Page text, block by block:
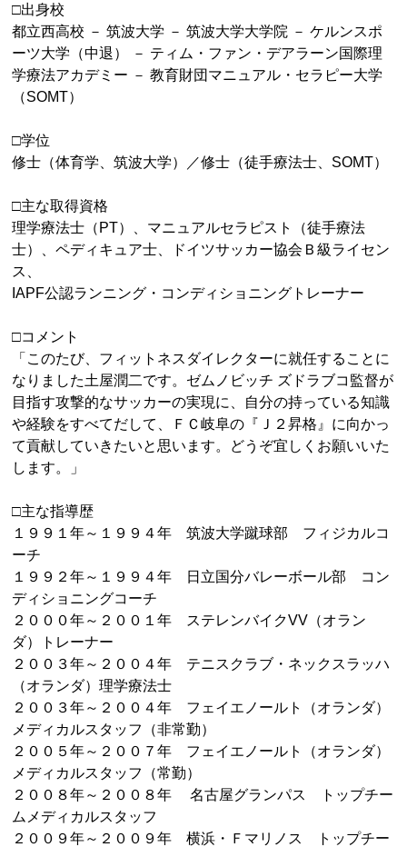
□出身校
都立西高校 － 筑波大学 － 筑波大学大学院 － ケルンスポ
ーツ大学（中退） － ティム・ファン・デアラーン国際理
学療法アカデミー － 教育財団マニュアル・セラピー大学
（SOMT）
□学位
修士（体育学、筑波大学）／修士（徒手療法士、 SOMT）
□主な取得資格
理学療法士（PT）、マニュアルセラピスト（徒手療法
士）、ペディキュア士、ドイツサッカー協会Ｂ級ライセン
ス、
IAPF公認ランニング・コンディショニングトレーナー
□コメント
「このたび、フィットネスダイレクターに就任することに
なりました土屋潤二です。ゼムノビッチ ズドラブコ監督が
目指す攻撃的なサッカーの実現に、自分の持っている知識
や経験をすべてだして、ＦＣ岐阜の『Ｊ２昇格』に向かっ
て貢献していきたいと思います。どうぞ宜しくお願いいた
します。」
□主な指導歴
１９９１年～１９９４年 筑波大学蹴球部 フィジカルコ
ーチ
１９９２年～１９９４年 日立国分バレーボール部 コン
ディショニングコーチ
２０００年～２００１年 ステレンバイクVV （オラン
ダ）トレーナー
２００３年～２００４年 テニスクラブ・ネックスラッハ
（オランダ）理学療法士
２００３年～２００４年 フェイエノールト（オランダ）
メディカルスタッフ（非常勤）
２００５年～２００７年 フェイエノールト（オランダ）
メディカルスタッフ（常勤）
２００８年～２００８年 名古屋グランパス トップチー
ムメディカルスタッフ
２００９年～２００９年 横浜・Ｆマリノス トップチー